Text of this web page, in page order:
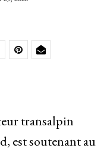
transalpin
est soutenant au